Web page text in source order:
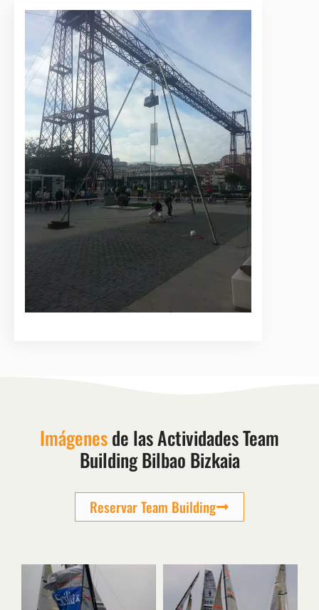
Imágenesde las Actividades Team
Building Bilbao Bizkaia
Reservar Team Building